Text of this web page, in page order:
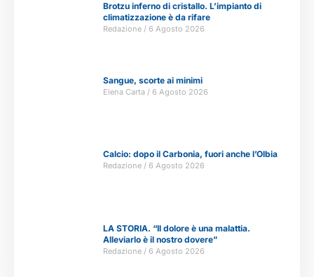
Brotzu inferno di cristallo. L’impianto di
climatizzazione è da rifare
Redazione 6 Agosto 2026
Sangue, scorte ai minimi
Elena Carta 6 Agosto 2026
Calcio: dopo il Carbonia, fuori anche l’Olbia
Redazione 6 Agosto 2026
LA STORIA. “Il dolore è una malattia.
Alleviarlo è il nostro dovere”
Redazione 6 Agosto 2026